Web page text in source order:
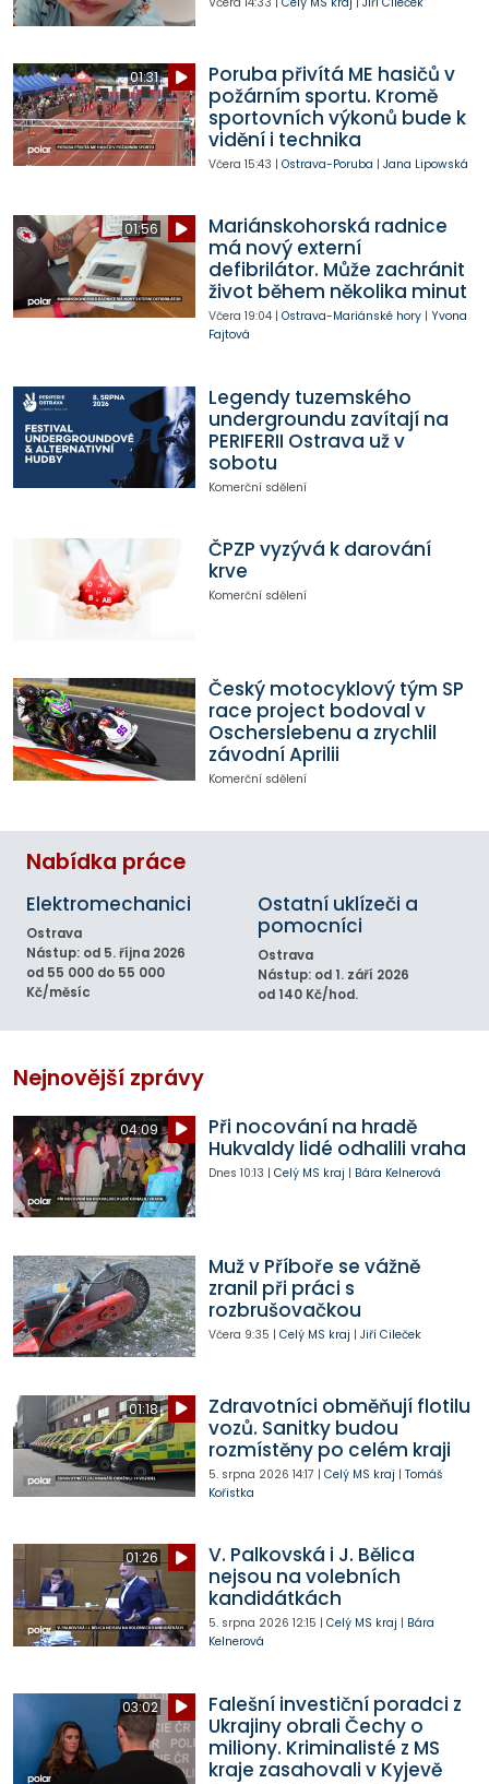
01:31
Poruba přivítá ME hasičů v
požárním sportu. Kromě
sportovních výkonů bude k
vidění i technika
Včera 15:43 | Ostrava-Poruba | Jana Lipowská
01:56
Mariánskohorská radnice
má nový externí
defibrilátor. Může zachránit
život během několika minut
Včera 19:04| Ostrava-Mariánské hory| Yvona
Fajtová
Legendy tuzemského
undergroundu zavítají na
PERIFERII Ostrava už v
sobotu
Komerční sdělení
ČPZP vyzývá k darování
krve
Komerční sdělení
Český motocyklový tým SP
race project bodoval v
Oscherslebenu a zrychlil
závodní Aprilii
Komerční sdělení
Nabídka práce
Elektromechanici
Ostrava
Nástup: od 5. října 2026
od 55 000 do 55 000
Kč/měsíc
Ostatní uklízeči a
pomocníci
Ostrava
Nástup: od 1. září 2026
od 140 Kč/hod.
Nejnovější zprávy
04:09
Při nocování na hradě
Hukvaldy lidé odhalili vraha
Dnes 10:13 | Celý MS kraj | Bára Kelnerová
Muž v Příboře se vážně
zranil při práci s
rozbrušovačkou
Včera 9:35 | Celý MS kraj | Jiří Cileček
01:18
Zdravotníci obměňují flotilu
vozů. Sanitky budou
rozmístěny po celém kraji
5. srpna 2026 14:17 | Celý MS kraj | Tomáš
Kořistka
01:26
V. Palkovská i J. Bělica
nejsou na volebních
kandidátkách
5. srpna 2026 12:15 | Celý MS kraj | Bára
Kelnerová
03:02
Falešní investiční poradci z
Ukrajiny obrali Čechy o
miliony. Kriminalisté z MS
kraje zasahovali v Kyjevě